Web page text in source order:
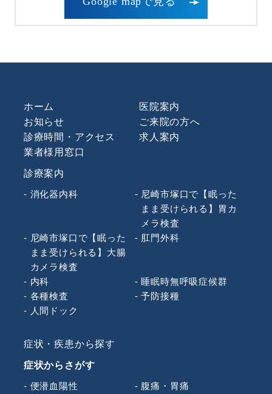
ホーム
医院案内
お知らせ
ご来院の方へ
診療時間・アクセス
求人案内
業者様用窓口
診療案内
消化器内科
尼崎市塚口で【眠った
まま受けられる】胃カ
メラ検査
尼崎市塚口で【眠った
まま受けられる】大腸
カメラ検査
肛門外科
内科
睡眠時無呼吸症候群
各種検査
予防接種
人間ドック
症状・疾患から探す
症状からさがす
便潜血陽性
腹痛・胃痛